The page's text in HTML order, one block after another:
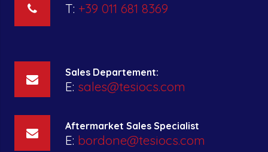
T: +39 011 681 8369
Sales Departement:
E: sales@tesiocs.com
Aftermarket Sales Specialist
E: bordone@tesiocs.com